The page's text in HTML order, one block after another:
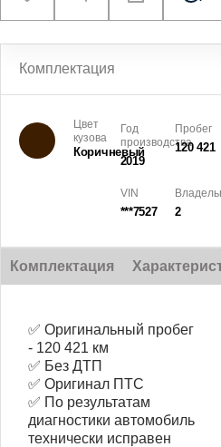
Комплектация
Цвет
кузова
Коричневый
Год
производства
2019
Пробег
120 421
VIN
***7527 2
Комплектация
✅ Оригинальный пробег
- 120 421 км
✅ Без ДТП
✅ Оригинал ПТС
✅ По результатам
диагностики автомобиль
технически исправен